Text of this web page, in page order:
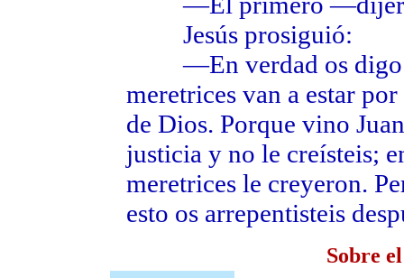
Jesús prosiguió:
—En verdad os digo
meretrices van a estar
de Dios. Porque vino
justicia y no le creísteis;
meretrices le creyeron.
esto os arrepentisteis
Sobre